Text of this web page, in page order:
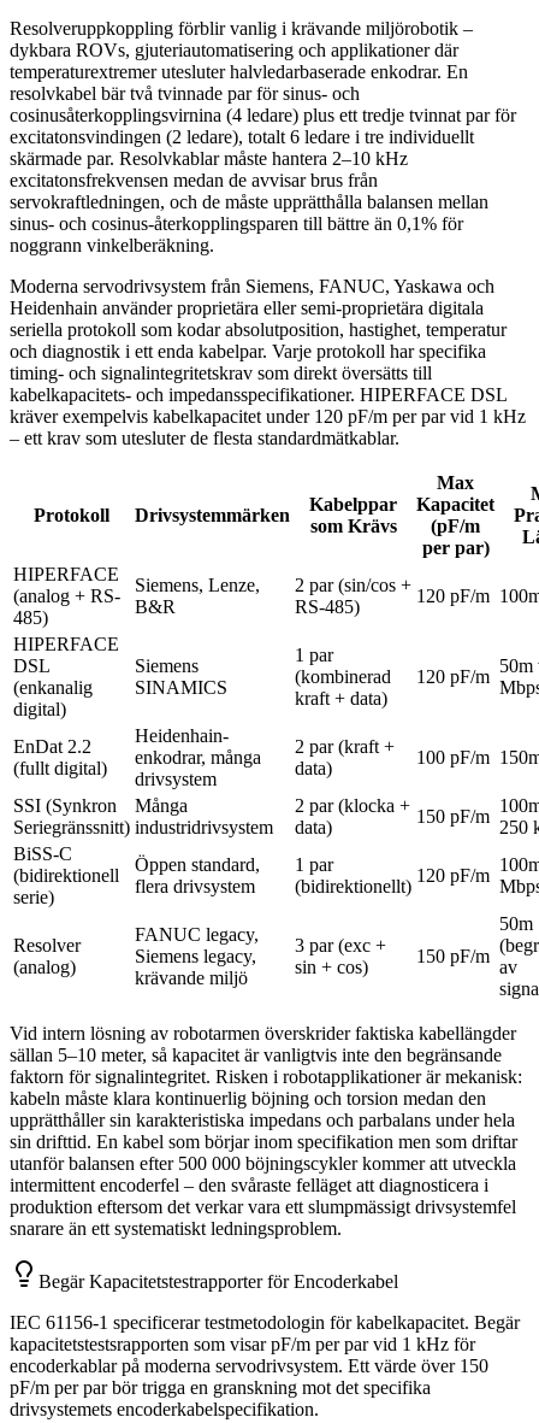
Resolveruppkoppling förblir vanlig i krävande miljörobotik –
dykbara ROVs, gjuteriautomatisering och applikationer där
temperaturextremer utesluter halvledarbaserade enkodrar. En
resolvkabel bär två tvinnade par för sinus- och
cosinusåterkopplingsvirnina (4 ledare) plus ett tredje tvinnat par för
excitatonsvindingen (2 ledare), totalt 6 ledare i tre individuellt
skärmade par. Resolvkablar måste hantera 2–10 kHz
excitatonsfrekvensen medan de avvisar brus från
servokraftledningen, och de måste upprätthålla balansen mellan
sinus- och cosinus-återkopplingsparen till bättre än 0,1% för
noggrann vinkelberäkning.
Moderna servodrivsystem från Siemens, FANUC, Yaskawa och
Heidenhain använder proprietära eller semi-proprietära digitala
seriella protokoll som kodar absolutposition, hastighet, temperatur
och diagnostik i ett enda kabelpar. Varje protokoll har specifika
timing- och signalintegritetskrav som direkt översätts till
kabelkapacitets- och impedansspecifikationer. HIPERFACE DSL
kräver exempelvis kabelkapacitet under 120 pF/m per par vid 1 kHz
– ett krav som utesluter de flesta standardmätkablar.
Protokoll Drivsystemmärken
Kabelppar
som Krävs
Max
Kapacitet
(pF/m
per par)
HIPERFACE
(analog + RS-
485)
Siemens, Lenze,
B&R
2 par (sin/cos +
RS-485)
120 pF/m
HIPERFACE
DSL
(enkanalig
digital)
Siemens
SINAMICS
1 par
(kombinerad
kraft + data)
120 pF/m
50m
EnDat 2.2
(fullt digital)
Heidenhain-
enkodrar, många
drivsystem
2 par (kraft +
data)
100 pF/m
SSI (Synkron
Seriegränssnitt)
Många
industridrivsystem
2 par (klocka +
data)
150 pF/m
250
BiSS-C
(bidirektionell
serie)
Öppen standard,
flera drivsystem
1 par
(bidirektionellt)
120 pF/m
Resolver
(analog)
FANUC legacy,
Siemens legacy,
krävande miljö
3 par (exc +
sin + cos)
150 pF/m
50m
av
Vid intern lösning av robotarmen överskrider faktiska kabellängder
sällan 5–10 meter, så kapacitet är vanligtvis inte den begränsande
faktorn för signalintegritet. Risken i robotapplikationer är mekanisk:
kabeln måste klara kontinuerlig böjning och torsion medan den
upprätthåller sin karakteristiska impedans och parbalans under hela
sin drifttid. En kabel som börjar inom specifikation men som driftar
utanför balansen efter 500 000 böjningscykler kommer att utveckla
intermittent encoderfel – den svåraste felläget att diagnosticera i
produktion eftersom det verkar vara ett slumpmässigt drivsystemfel
snarare än ett systematiskt ledningsproblem.
Begär Kapacitetstestrapporter för Encoderkabel
IEC 61156-1 specificerar testmetodologin för kabelkapacitet. Begär
kapacitetstestsrapporten som visar pF/m per par vid 1 kHz för
encoderkablar på moderna servodrivsystem. Ett värde över 150
pF/m per par bör trigga en granskning mot det specifika
drivsystemets encoderkabelspecifikation.